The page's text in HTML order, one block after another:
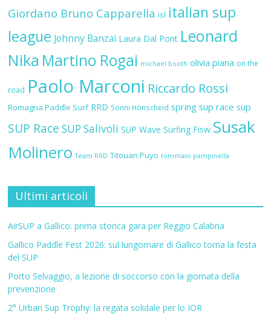
Giordano Bruno Capparella isl italian sup
league Johnny Banzai Laura Dal Pont Leonard
Nika Martino Rogai michael booth olivia piana on the
road Paolo Marconi Riccardo Rossi
Romagna Paddle Surf RRD Sonni Hönscheid spring sup race sup
SUP Race SUP Salivoli SUP Wave Surfing Fisw Susak
Molinero Team RRD Titouan Puyo tommaso pampinella
Ultimi articoli
AirSUP a Gallico: prima storica gara per Reggio Calabria
Gallico Paddle Fest 2026: sul lungomare di Gallico torna la festa
del SUP
Porto Selvaggio, a lezione di soccorso con la giornata della
prevenzione
2° Urban Sup Trophy: la regata solidale per lo IOR